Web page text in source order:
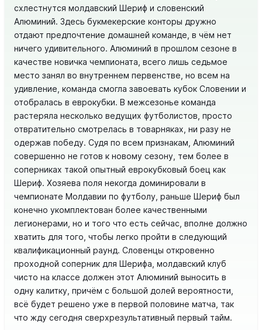
схлестнутся молдавский Шериф и словенский
Алюминий. Здесь букмекерские конторы дружно
отдают предпочтение домашней команде, в чём нет
ничего удивительного. Алюминий в прошлом сезоне в
качестве новичка чемпионата, всего лишь седьмое
место занял во внутреннем первенстве, но всем на
удивление, команда смогла завоевать кубок Словении и
отобралась в еврокубки. В межсезонье команда
растеряла несколько ведущих футболистов, просто
отвратительно смотрелась в товарняках, ни разу не
одержав победу. Судя по всем признакам, Алюминий
совершенно не готов к новому сезону, тем более в
соперниках такой опытный еврокубковый боец как
Шериф. Хозяева поля некогда доминировали в
чемпионате Молдавии по футболу, раньше Шериф был
конечно укомплектован более качественными
легионерами, но и того что есть сейчас, вполне должно
хватить для того, чтобы легко пройти в следующий
квалификационный раунд. Словенцы откровенно
проходной соперник для Шерифа, молдавский клуб
чисто на классе должен этот Алюминий выносить в
одну калитку, причём с большой долей вероятности,
всё будет решено уже в первой половине матча, так
что жду сегодня сверхрезультативный первый тайм.